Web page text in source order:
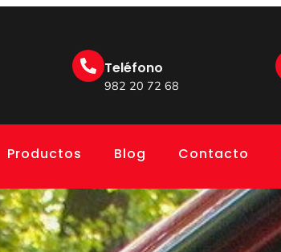
Teléfono
982 20 72 68
Productos Blog Contacto